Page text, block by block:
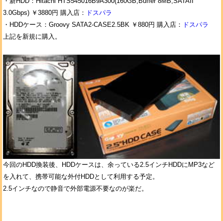
3.0Gbps) ￥3880円 購入店： ドスパラ
・HDDケース：Groovy SATA2-CASE2.5BK ￥880円 購入店： ドスパラ
上記を新規に購入。
今回のHDD換装後、HDDケースは、余っている2.5インチHDDにMP3など
を入れて、携帯可能な外付HDDとして利用する予定。
2.5インチなので静音で外部電源不要なのが楽だ。